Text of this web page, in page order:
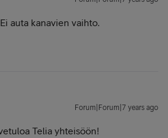
auta kanavien vaihto.
Forum|Forum|7 years ago
Telia yhteisöön!